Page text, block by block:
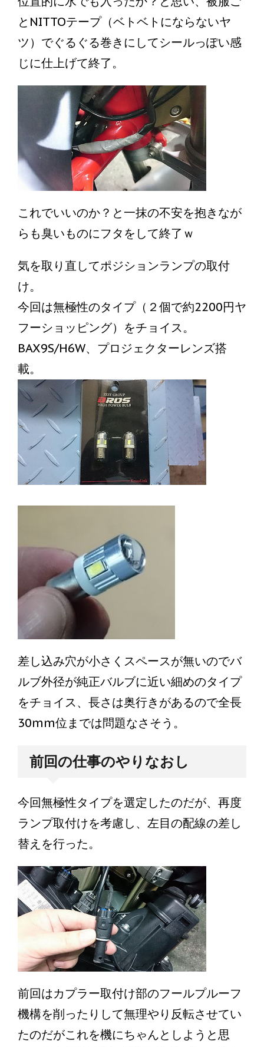
とNITTOテープ（ベトベトにならないヤ
ツ）でぐるぐる巻きにしてシールっぽい感
じに仕上げて終了。
これでいいのか？と一抹の不安を抱きなが
らも臭いものにフタをして終了ｗ
気を取り直してポジションランプの取付
け。
今回は無極性のタイプ（２個で約2200円ヤ
フーショッピング）をチョイス。
BAX9S/H6W、プロジェクターレンズ搭
載。
差し込み穴が小さくスペースが無いのでバ
ルブ外径が純正バルブに近い細めのタイプ
をチョイス、長さは奥行きがあるので全長
30mm位までは問題なさそう。
前回の仕事のやりなおし
今回無極性タイプを選定したのだが、再度
ランプ取付けを考慮し、左目の配線の差し
替えを行った。
前回はカプラー取付け部のフールプルーフ
機構を削ったりして無理やり反転させてい
たのだがこれを機にちゃんとしようと思